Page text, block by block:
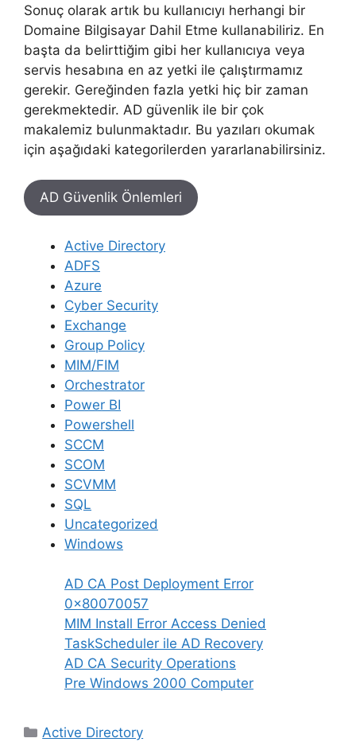
Sonuç olarak artık bu kullanıcıyı herhangi bir
Domaine Bilgisayar Dahil Etme kullanabiliriz. En
başta da belirttiğim gibi her kullanıcıya veya
servis hesabına en az yetki ile çalıştırmamız
gerekir. Gereğinden fazla yetki hiç bir zaman
gerekmektedir. AD güvenlik ile bir çok
makalemiz bulunmaktadır. Bu yazıları okumak
için aşağıdaki kategorilerden yararlanabilirsiniz.
AD Güvenlik Önlemleri
Active Directory
ADFS
Azure
Cyber Security
Exchange
Group Policy
MIM/FIM
Orchestrator
Power BI
Powershell
SCCM
SCOM
SCVMM
SQL
Uncategorized
Windows
AD CA Post Deployment Error
0x80070057
MIM Install Error Access Denied
TaskScheduler ile AD Recovery
AD CA Security Operations
Pre Windows 2000 Computer
Kategoriler
Active Directory